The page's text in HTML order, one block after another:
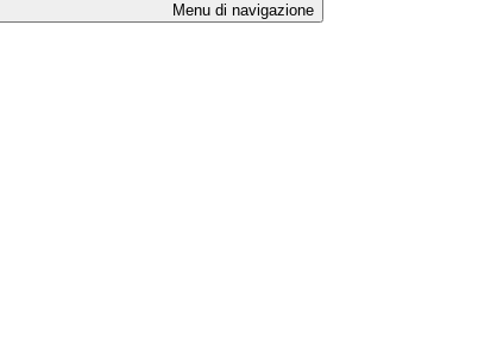
Menu di navigazione